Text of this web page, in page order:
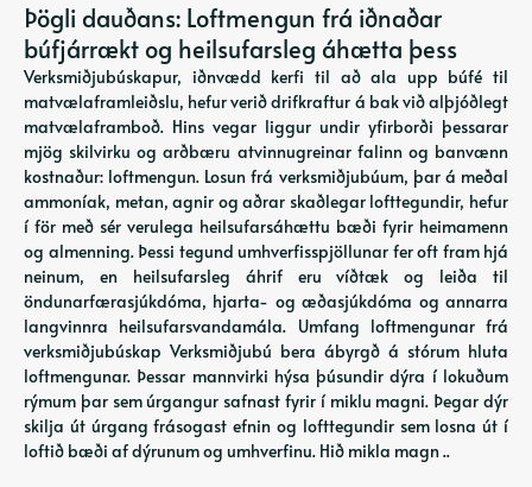
Þögli dauðans: Loftmengun frá iðnaðar
búfjárrækt og heilsufarsleg áhætta þess
Verksmiðjubúskapur, iðnvædd kerfi til að ala upp búfé til
matvælaframleiðslu, hefur verið drifkraftur á bak við alþjóðlegt
matvælaframboð. Hins vegar liggur undir yfirborði þessarar
mjög skilvirku og arðbæru atvinnugreinar falinn og banvænn
kostnaður: loftmengun. Losun frá verksmiðjubúum, þar á meðal
ammoníak, metan, agnir og aðrar skaðlegar lofttegundir, hefur
í för með sér verulega heilsufarsáhættu bæði fyrir heimamenn
og almenning. Þessi tegund umhverfisspjöllunar fer oft fram hjá
neinum, en heilsufarsleg áhrif eru víðtæk og leiða til
öndunarfærasjúkdóma, hjarta- og æðasjúkdóma og annarra
langvinnra heilsufarsvandamála. Umfang loftmengunar frá
verksmiðjubúskap Verksmiðjubú bera ábyrgð á stórum hluta
loftmengunar. Þessar mannvirki hýsa þúsundir dýra í lokuðum
rýmum þar sem úrgangur safnast fyrir í miklu magni. Þegar dýr
skilja út úrgang frásogast efnin og lofttegundir sem losna út í
loftið bæði af dýrunum og umhverfinu. Hið mikla magn ..